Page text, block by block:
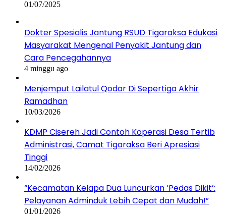
01/07/2025
Dokter Spesialis Jantung RSUD Tigaraksa Edukasi
Masyarakat Mengenal Penyakit Jantung dan
Cara Pencegahannya
4 minggu ago
Menjemput Lailatul Qodar Di Sepertiga Akhir
Ramadhan
10/03/2026
KDMP Cisereh Jadi Contoh Koperasi Desa Tertib
Administrasi, Camat Tigaraksa Beri Apresiasi
Tinggi
14/02/2026
“Kecamatan Kelapa Dua Luncurkan ‘Pedas Dikit’:
Pelayanan Adminduk Lebih Cepat dan Mudah!”
01/01/2026